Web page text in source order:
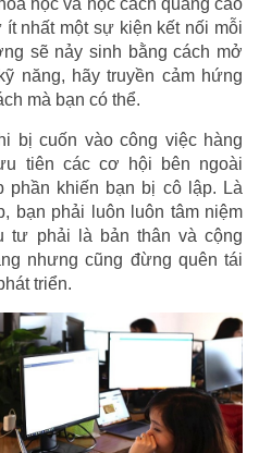
học và học cách quảng cáo
nhất một sự kiện kết nối mỗi
sẽ nảy sinh bằng cách mở
năng, hãy truyền cảm hứng
mà bạn có thể.
bị cuốn vào công việc hàng
tiên các cơ hội bên ngoài
phần khiến bạn bị cô lập. Là
bạn phải luôn luôn tâm niệm
tư phải là bản thân và cộng
nhưng cũng đừng quên tái
triển.